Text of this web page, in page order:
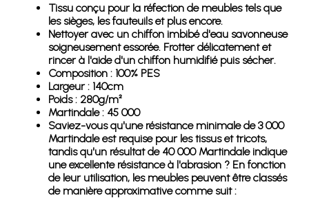
Tissu conçu pour la réfection de meubles tels que
les sièges, les fauteuils et plus encore.
Nettoyer avec un chiffon imbibé d'eau savonneuse
soigneusement essorée. Frotter délicatement et
rincer à l'aide d'un chiffon humidifié puis sécher.
Composition : 100% PES
Largeur : 140cm
Poids : 280g/m²
Martindale : 45 000
Saviez-vous qu'une résistance minimale de 3 000
Martindale est requise pour les tissus et tricots,
tandis qu'un résultat de 40 000 Martindale indique
une excellente résistance à l'abrasion ? En fonction
de leur utilisation, les meubles peuvent être classés
de manière approximative comme suit :